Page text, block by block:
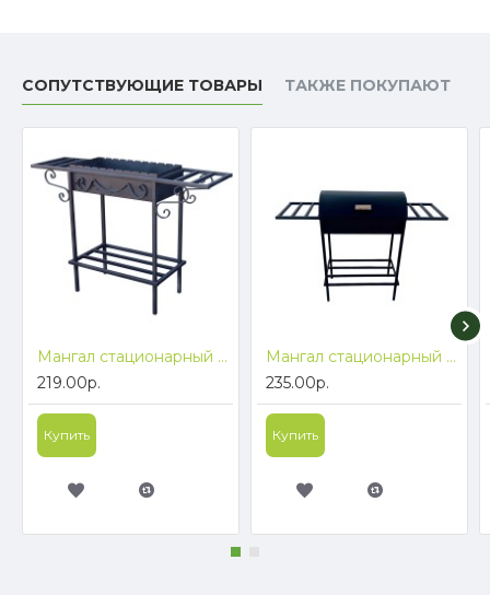
СОПУТСТВУЮЩИЕ ТОВАРЫ ТАКЖЕ ПОКУПАЮТ
Мангал стационарный ComfortProm Асгард + ПОДАРОК! Бесплатная доставка
219.00р.
Купить
Мангал стационарный ComfortProm Велес с крышкой+ ПОДАРОК! Бесплатная доставка
235.00р.
Купить